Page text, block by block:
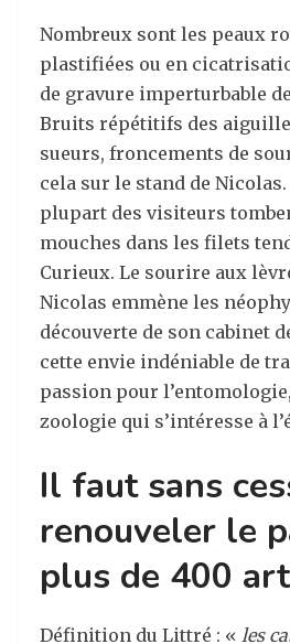
Nombreux sont les peaux
plastifiées ou en
de gravure imperturbable
Bruits répétitifs des
sueurs, froncements de
cela sur le stand de
plupart des visiteurs
mouches dans les filets
Curieux. Le sourire aux
Nicolas emmène les
découverte de son cabinet
cette envie indéniable de
passion pour
zoologie qui s’intéresse à
Il faut sans
renouveler le
plus de 400
Définition du Littré : « les